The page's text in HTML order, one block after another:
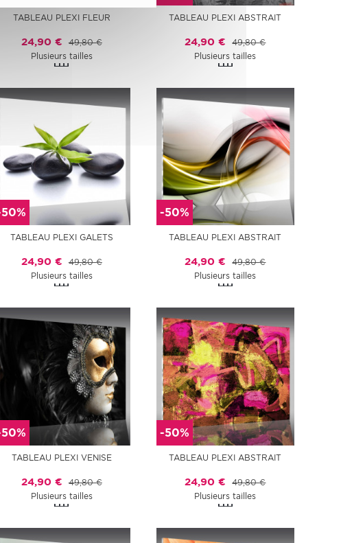
TABLEAU PLEXI FLEUR
24,90 €
49,80 €
Plusieurs tailles
TABLEAU PLEXI ABSTRAIT
24,90 €
49,80 €
Plusieurs tailles
TABLEAU PLEXI GALETS
24,90 €
49,80 €
Plusieurs tailles
-50%
TABLEAU PLEXI ABSTRAIT
24,90 €
49,80 €
Plusieurs tailles
TABLEAU PLEXI VENISE
24,90 €
49,80 €
Plusieurs tailles
-50%
TABLEAU PLEXI ABSTRAIT
24,90 €
49,80 €
Plusieurs tailles